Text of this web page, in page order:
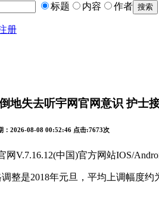
标题 内容 作者
册
地失去听宇网官网意识 护士
：2026-08-08 00:52:46 点击:7673次
V.7.16.12(中国)官方网站IOS/
年元旦，平均上调幅度约为